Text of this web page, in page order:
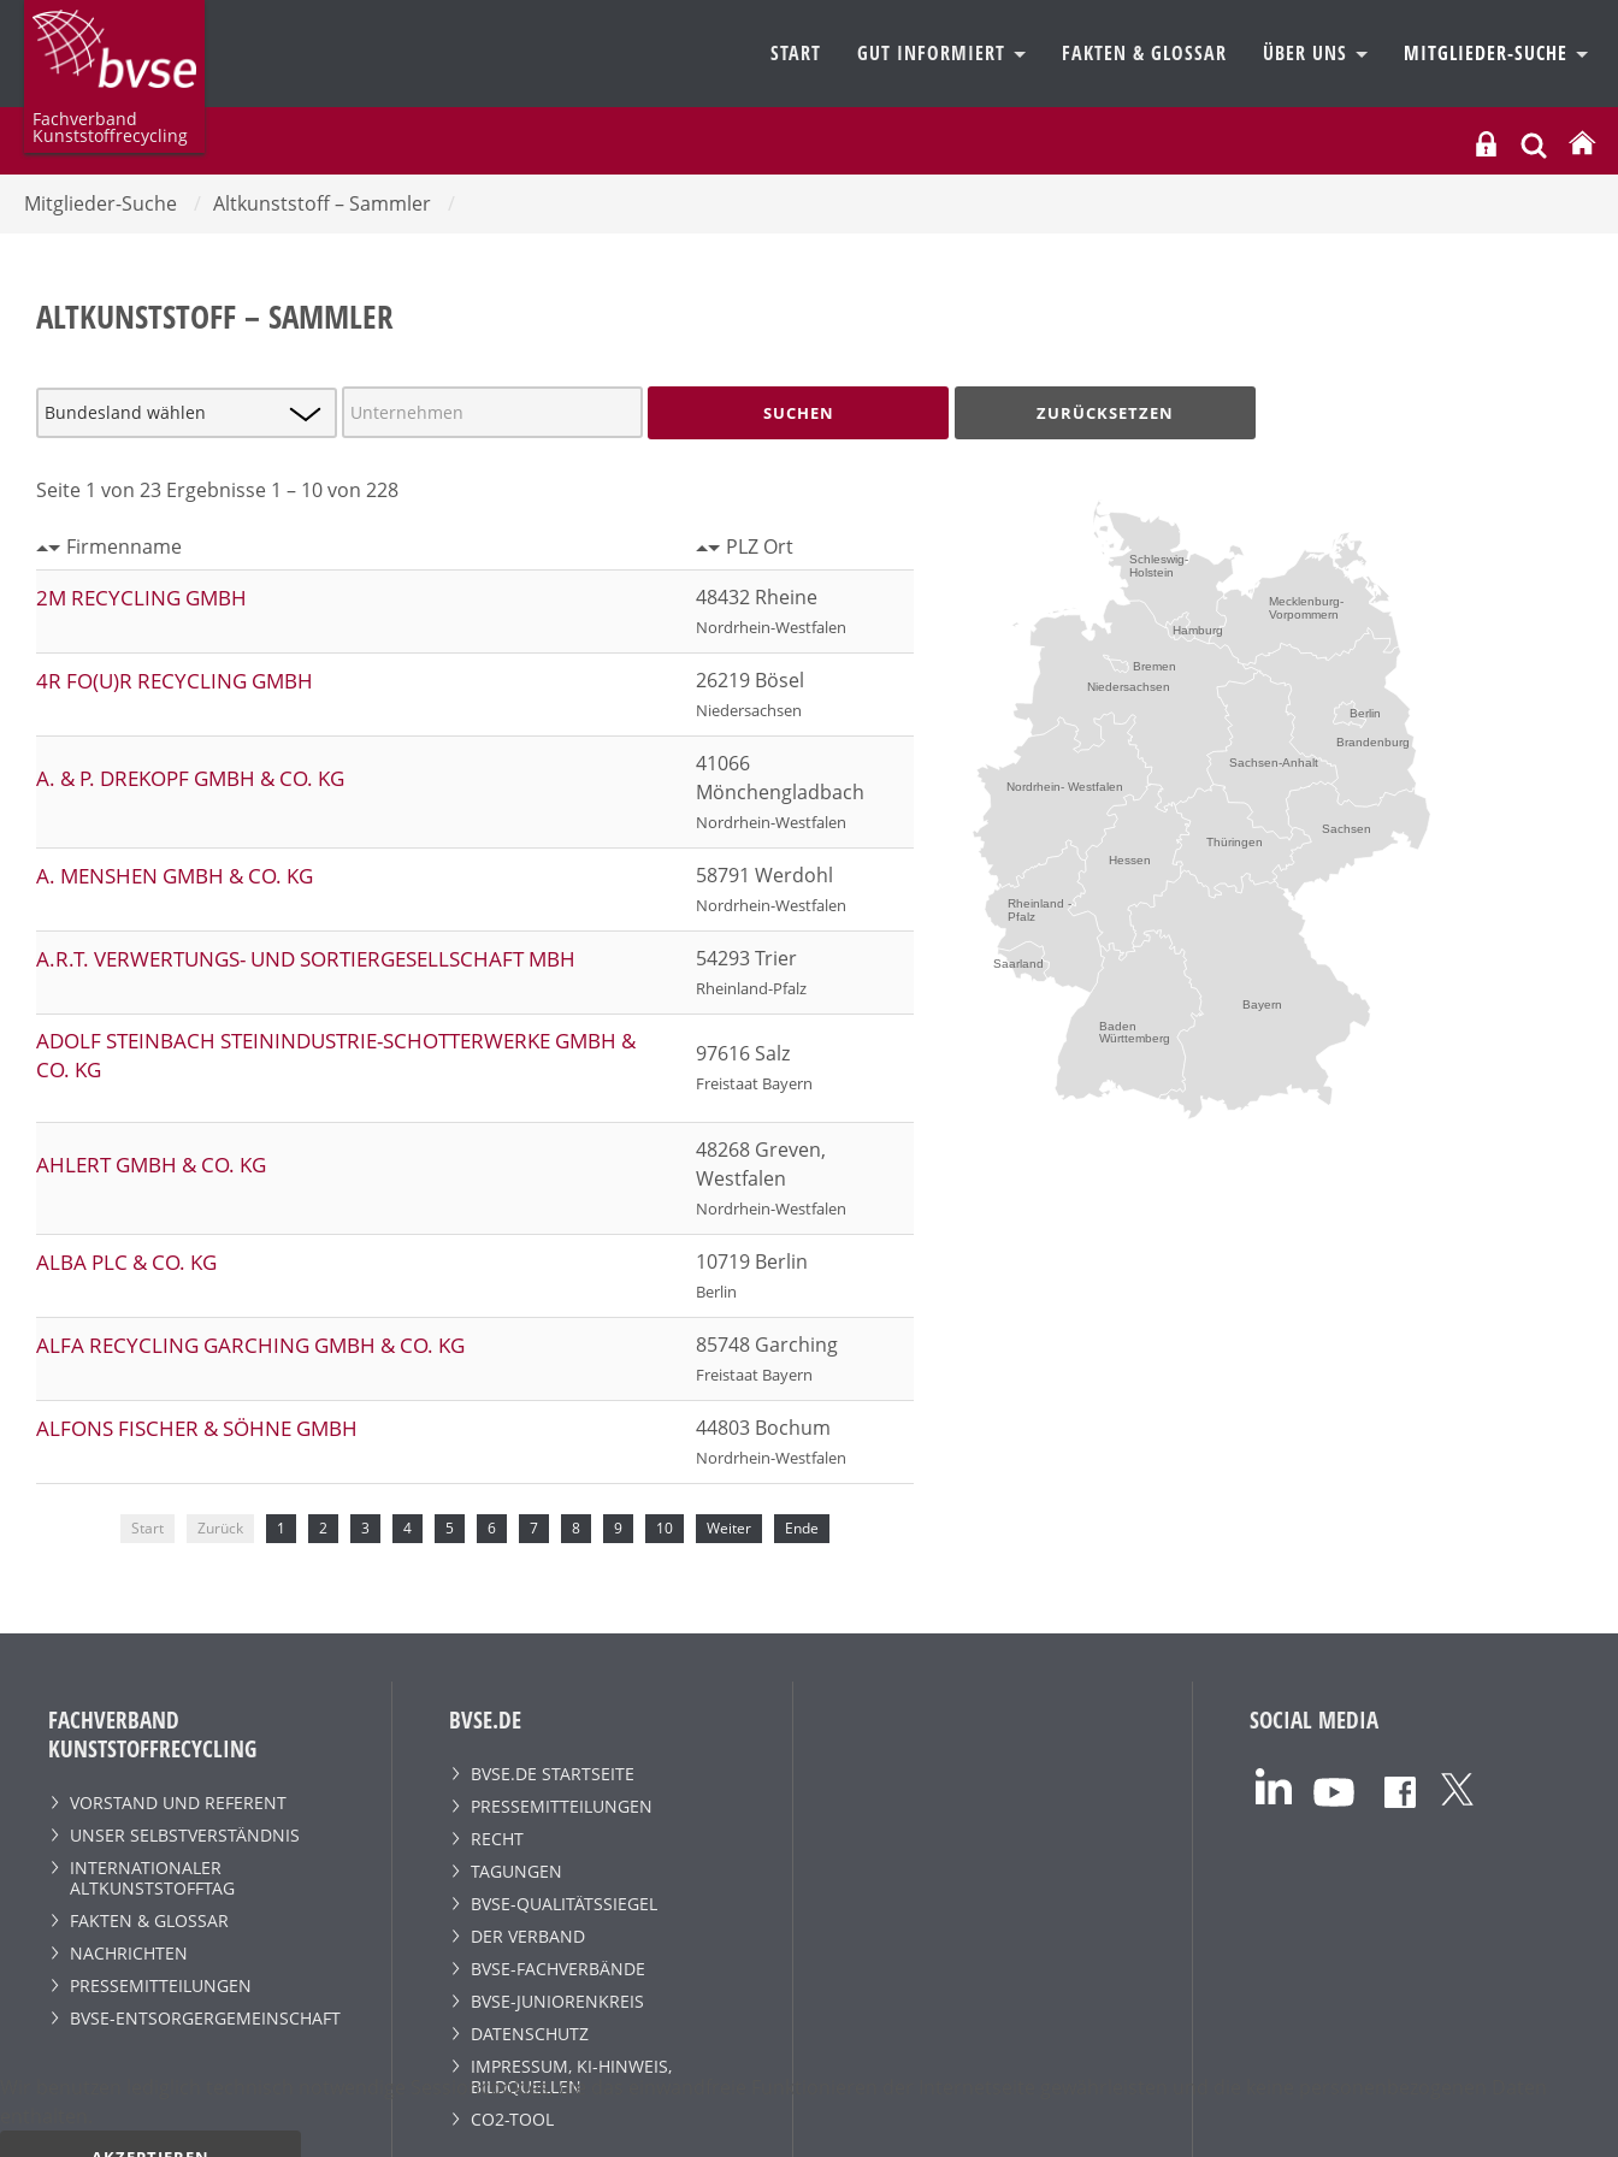
Fachverband
Kunststoffrecycling
START GUT INFORMIERT FAKTEN & GLOSSAR ÜBER UNS MITGLIEDER-SUCHE
Mitglieder-Suche / Altkunststoff – Sammler /
ALTKUNSTSTOFF – SAMMLER
SUCHEN ZURÜCKSETZEN
Seite 1 von 23 Ergebnisse 1 – 10 von 228
Firmenname PLZ Ort
2M RECYCLING GMBH 48432 Rheine
Nordrhein-Westfalen
4R FO(U)R RECYCLING GMBH 26219 Bösel
Niedersachsen
A. & P. DREKOPF GMBH & CO. KG
41066
Mönchengladbach
Nordrhein-Westfalen
A. MENSHEN GMBH & CO. KG 58791 Werdohl
Nordrhein-Westfalen
A.R.T. VERWERTUNGS- UND SORTIERGESELLSCHAFT MBH 54293 Trier
Rheinland-Pfalz
ADOLF STEINBACH STEININDUSTRIE-SCHOTTERWERKE GMBH &
CO. KG
97616 Salz
Freistaat Bayern
AHLERT GMBH & CO. KG
48268 Greven,
Westfalen
Nordrhein-Westfalen
ALBA PLC & CO. KG 10719 Berlin
Berlin
ALFA RECYCLING GARCHING GMBH & CO. KG 85748 Garching
Freistaat Bayern
ALFONS FISCHER & SÖHNE GMBH 44803 Bochum
Nordrhein-Westfalen
Start Zurück 1 2 3 4 5 6 7 8 9 10 Weiter Ende
Baden
Württemberg
Bayern
Brandenburg
Hessen
Mecklenburg-
Vorpommern
Niedersachsen
Nordrhein- Westfalen
Rheinland -
Pfalz
Sachsen
Sachsen-Anhalt
Schleswig-
Holstein
Thüringen
Berlin
Bremen
Hamburg
Saarland
FACHVERBAND
KUNSTSTOFFRECYCLING
VORSTAND UND REFERENT
UNSER SELBSTVERSTÄNDNIS
INTERNATIONALER
ALTKUNSTSTOFFTAG
FAKTEN & GLOSSAR
NACHRICHTEN
PRESSEMITTEILUNGEN
BVSE-ENTSORGERGEMEINSCHAFT
BVSE.DE
BVSE.DE STARTSEITE
PRESSEMITTEILUNGEN
RECHT
TAGUNGEN
BVSE-QUALITÄTSSIEGEL
DER VERBAND
BVSE-FACHVERBÄNDE
BVSE-JUNIORENKREIS
DATENSCHUTZ
IMPRESSUM, KI-HINWEIS,
BILDQUELLEN
CO2-TOOL
SOCIAL MEDIA
Wir benutzen lediglich technisch notwendige Sessioncookies, die das einwandfreie Funktionieren der Internetseite gewährleisten und die keine personenbezogenen Daten